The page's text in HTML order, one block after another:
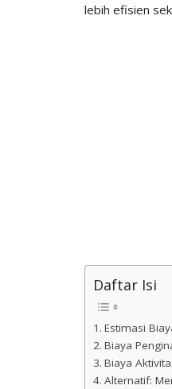
lebih efisien
Daftar Isi
Estimasi
Biaya
Biaya
Alternatif: